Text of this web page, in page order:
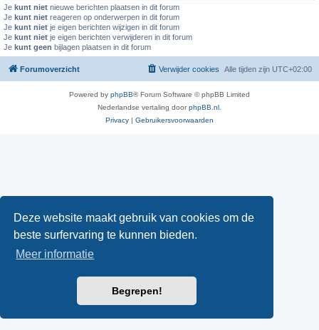
Deze website maakt gebruik van cookies om de
beste surfervaring te kunnen bieden.
Meer informatie
Begrepen!
Je kunt niet nieuwe berichten plaatsen in dit forum
Je kunt niet reageren op onderwerpen in dit forum
Je kunt niet je eigen berichten wijzigen in dit forum
Je kunt niet je eigen berichten verwijderen in dit forum
Je kunt geen bijlagen plaatsen in dit forum
Forumoverzicht Alle tijden zijn UTC+02:00
Verwijder cookies
Powered by phpBB® Forum Software © phpBB Limited
Nederlandse vertaling doorphpBB.nl
Privacy | Gebruikersvoorwaarden